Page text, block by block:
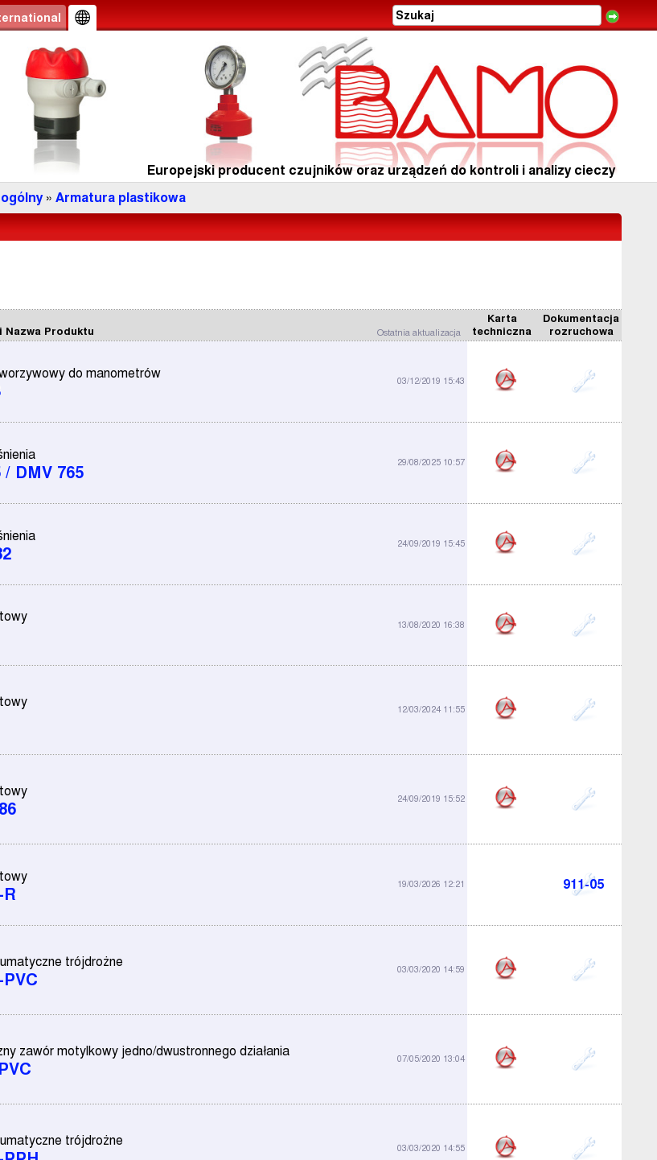
Europejski producent czujników oraz urządzeń do kontroli i analizy cieczy
» Armatura plastikowa
Nazwa Produktu Ostatnia aktualizacja
Karta
techniczna
Dokumentacja
rozruchowa
do manometrów
03/12/2019 15:43 903-02
/ DMV 765
29/08/2025 10:57 906-01
24/09/2019 15:45 906-03
13/08/2020 16:38 910-01
12/03/2024 11:55 911-03
24/09/2019 15:52 911-04
R
19/03/2026 12:21 911-05
trójdrożne
PVC
03/03/2020 14:59 913-02
zawór motylkowy jedno/dwustronnego działania
07/05/2020 13:04 913-03
trójdrożne
03/03/2020 14:55 913-05